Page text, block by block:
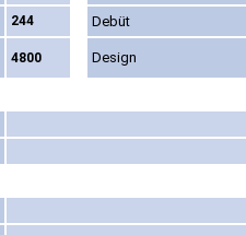
244 Debüt
4800 Design